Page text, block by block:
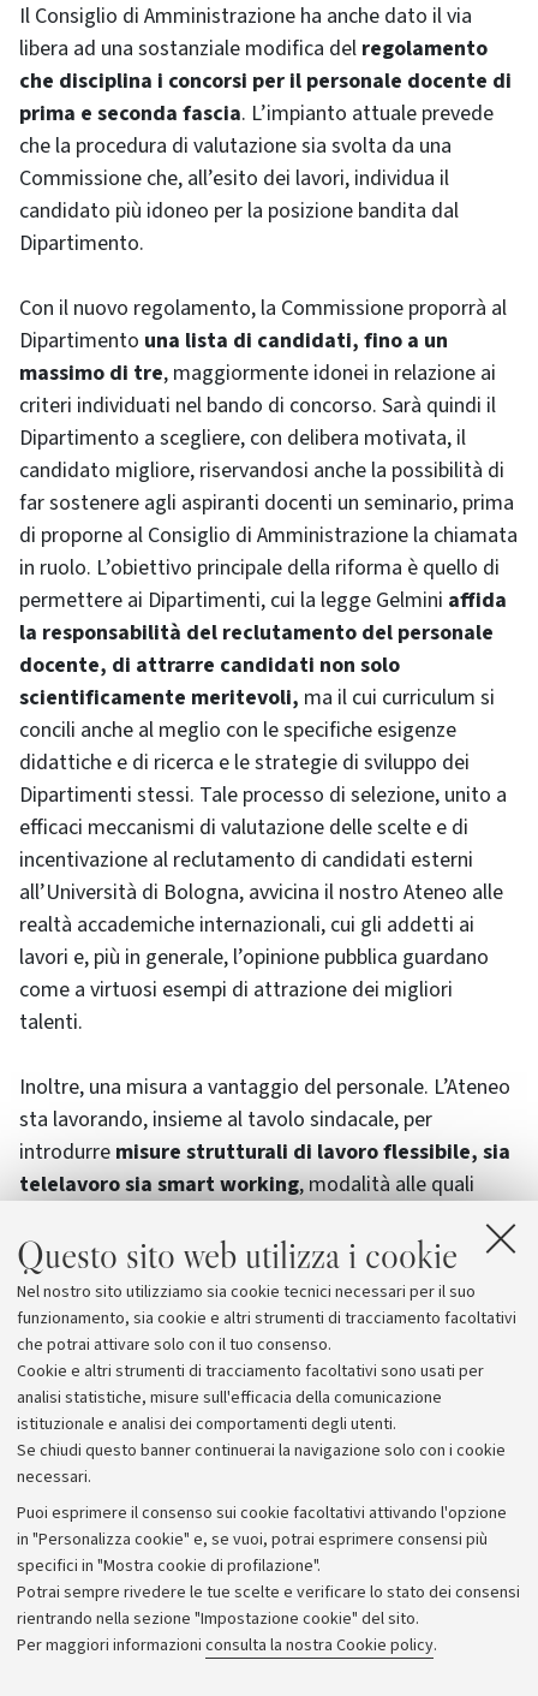
Questo sito web utilizza i cookie
Nel nostro sito utilizziamo sia cookie tecnici necessari per il suo
funzionamento, sia cookie e altri strumenti di tracciamento facoltativi
che potrai attivare solo con il tuo consenso.
Cookie e altri strumenti di tracciamento facoltativi sono usati per
analisi statistiche, misure sull'efficacia della comunicazione
istituzionale e analisi dei comportamenti degli utenti.
Se chiudi questo banner continuerai la navigazione solo con i cookie
necessari.
Puoi esprimere il consenso sui cookie facoltativi attivando l'opzione
in "Personalizza cookie" e, se vuoi, potrai esprimere consensi più
specifici in "Mostra cookie di profilazione".
Potrai sempre rivedere le tue scelte e verificare lo stato dei consensi
rientrando nella sezione "Impostazione cookie" del sito.
Per maggiori informazioni consulta la nostra Cookie policy.
Il Consiglio di Amministrazione ha anche dato il via
libera ad una sostanziale modifica del regolamento
che disciplina i concorsi per il personale docente di
prima e seconda fascia. L’impianto attuale prevede
che la procedura di valutazione sia svolta da una
Commissione che, all’esito dei lavori, individua il
candidato più idoneo per la posizione bandita dal
Dipartimento.
Con il nuovo regolamento, la Commissione proporrà al
Dipartimento una lista di candidati, fino a un
massimo di tre, maggiormente idonei in relazione ai
criteri individuati nel bando di concorso. Sarà quindi il
Dipartimento a scegliere, con delibera motivata, il
candidato migliore, riservandosi anche la possibilità di
far sostenere agli aspiranti docenti un seminario, prima
di proporne al Consiglio di Amministrazione la chiamata
in ruolo. L’obiettivo principale della riforma è quello di
permettere ai Dipartimenti, cui la legge Gelmini affida
la responsabilità del reclutamento del personale
docente, di attrarre candidati non solo
scientificamente meritevoli, ma il cui curriculum si
concili anche al meglio con le specifiche esigenze
didattiche e di ricerca e le strategie di sviluppo dei
Dipartimenti stessi. Tale processo di selezione, unito a
efficaci meccanismi di valutazione delle scelte e di
incentivazione al reclutamento di candidati esterni
all’Università di Bologna, avvicina il nostro Ateneo alle
realtà accademiche internazionali, cui gli addetti ai
lavori e, più in generale, l’opinione pubblica guardano
come a virtuosi esempi di attrazione dei migliori
talenti.
Inoltre, una misura a vantaggio del personale. L’Ateneo
sta lavorando, insieme al tavolo sindacale, per
introdurre misure strutturali di lavoro flessibile, sia
telelavoro sia smart working, modalità alle quali
tratta di due misure a regime e non più a carattere
emergenziale, a vantaggio del personale tecnico e
amministrativo dell’Ateneo, in termini di conciliazione
vita-lavoro e di nuovi modelli organizzativi più efficaci.
Archivio
Comunicati stampa
Redazione
Rassegna stampa